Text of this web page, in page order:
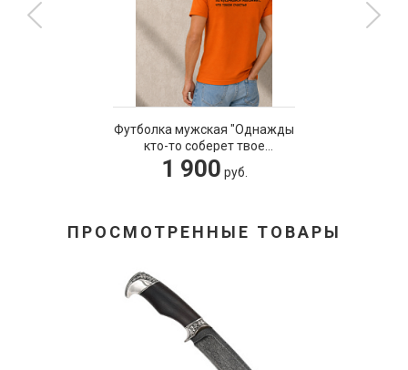
Футболка мужская "Однажды
кто-то соберет твое
потрепанное сердце по
кусочкам."
1 900 руб.
ПРОСМОТРЕННЫЕ ТОВАРЫ